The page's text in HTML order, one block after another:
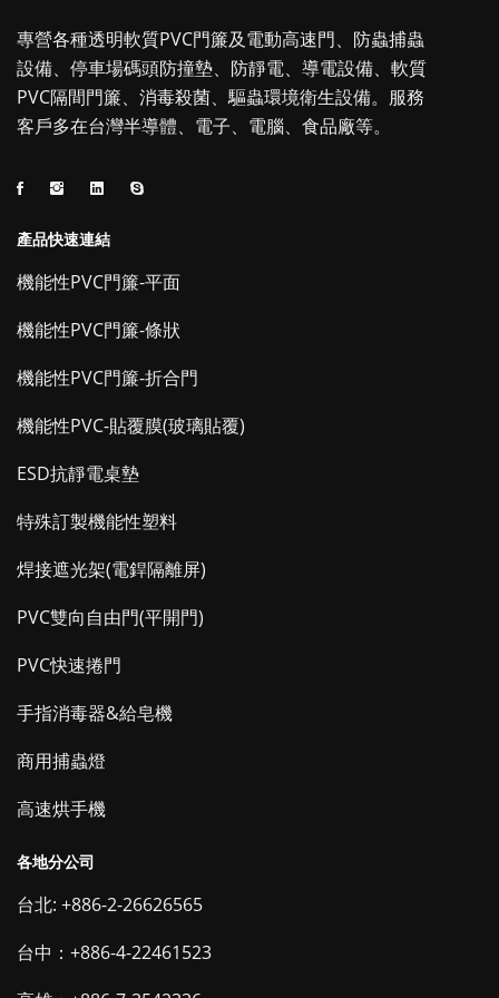
專營各種透明軟質PVC門簾及電動高速門、防蟲捕蟲
設備、停車場碼頭防撞墊、防靜電、導電設備、軟質
PVC隔間門簾、消毒殺菌、驅蟲環境衛生設備。服務
客戶多在台灣半導體、電子、電腦、食品廠等。
產品快速連結
機能性PVC門簾-平面
機能性PVC門簾-條狀
機能性PVC門簾-折合門
機能性PVC-貼覆膜(玻璃貼覆)
ESD抗靜電桌墊
特殊訂製機能性塑料
焊接遮光架(電銲隔離屏)
PVC雙向自由門(平開門)
PVC快速捲門
手指消毒器&給皂機
商用捕蟲燈
高速烘手機
各地分公司
台北: +886-2-26626565
台中：+886-4-22461523